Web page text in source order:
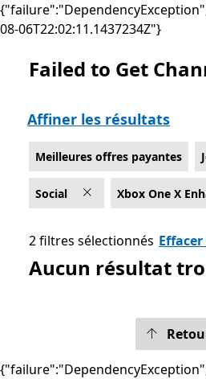
08-06T22:02:11.1437234Z"}
Liste Microsoft.com
Failed to Get
Affiner les résultats
Meilleures offres payantes
Social Xbox One X
2 filtres sélectionnés
Aucun résultat